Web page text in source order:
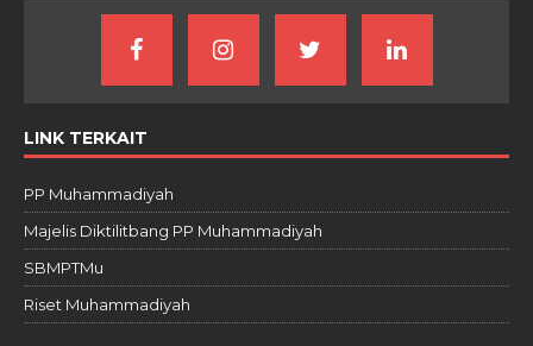
LINK TERKAIT
PP Muhammadiyah
Majelis Diktilitbang PP Muhammadiyah
SBMPTMu
Riset Muhammadiyah